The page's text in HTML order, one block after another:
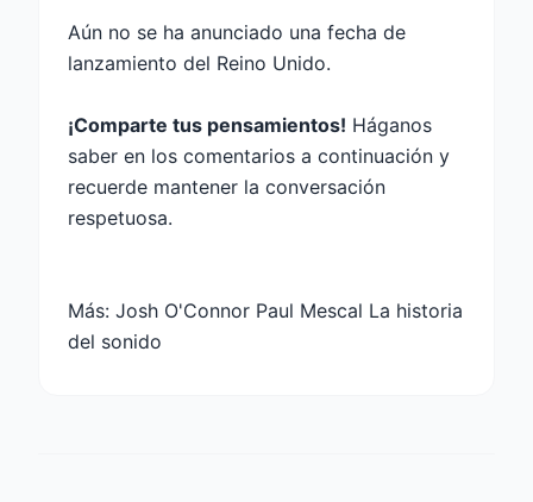
Aún no se ha anunciado una fecha de
lanzamiento del Reino Unido.
¡Comparte tus pensamientos! Háganos
saber en los comentarios a continuación y
recuerde mantener la conversación
respetuosa.
Más: Josh O'Connor Paul Mescal La historia
del sonido